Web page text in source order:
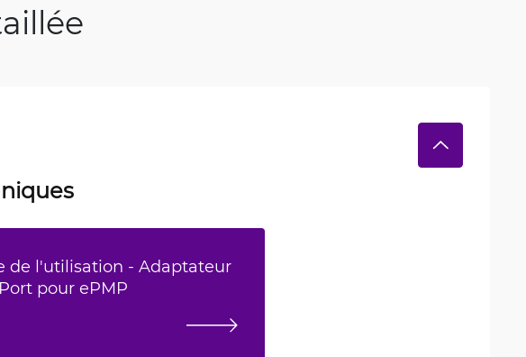
de l'utilisation - Adaptateur
pour ePMP